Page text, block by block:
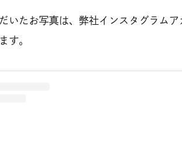
いたお写真は、弊社インスタグラム
す。